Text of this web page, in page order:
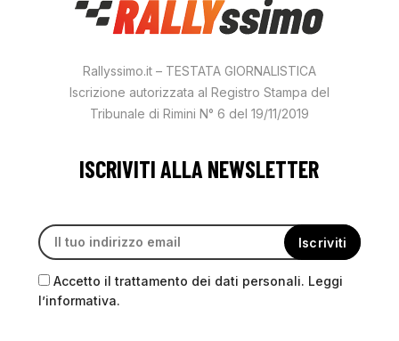
Rallyssimo.it – TESTATA GIORNALISTICA
Iscrizione autorizzata al Registro Stampa del
Tribunale di Rimini N° 6 del 19/11/2019
ISCRIVITI ALLA NEWSLETTER
Accetto il trattamento dei dati personali. Leggi
l’informativa.